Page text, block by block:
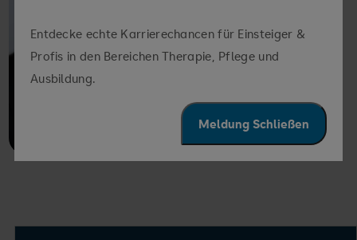
Entdecke echte Karrierechancen für Einsteiger &
Profis in den Bereichen Therapie, Pflege und
Ausbildung.
Meldung Schließen